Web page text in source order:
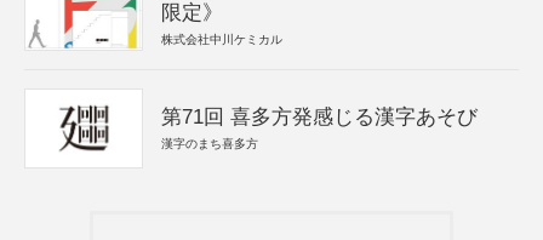
限定》
株式会社中川ケミカル
第71回 喜多方発感じる漢字あそび
漢字のまち喜多方